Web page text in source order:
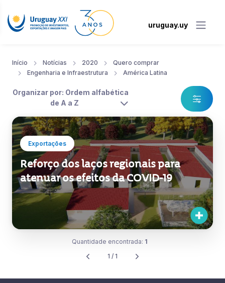
uruguay.uy
Início Notícias 2020
Quero comprar
Engenharia e Infraestrutura
América Latina
Organizar por: Ordem alfabética
de A a Z
Exportações
Reforço dos laços regionais para
atenuar os efeitos da COVID-19
Quantidade encontrada: 1
1 / 1